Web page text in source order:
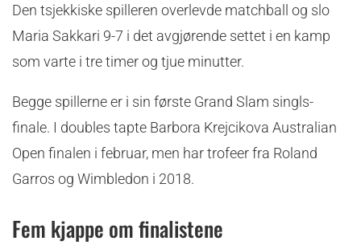
Den tsjekkiske spilleren overlevde matchball og slo
Maria Sakkari 9-7 i det avgjørende settet i en kamp
som varte i tre timer og tjue minutter.
Begge spillerne er i sin første Grand Slam singls-
finale. I doubles tapte Barbora Krejcikova Australian
Open finalen i februar, men har trofeer fra Roland
Garros og Wimbledon i 2018.
Fem kjappe om finalistene